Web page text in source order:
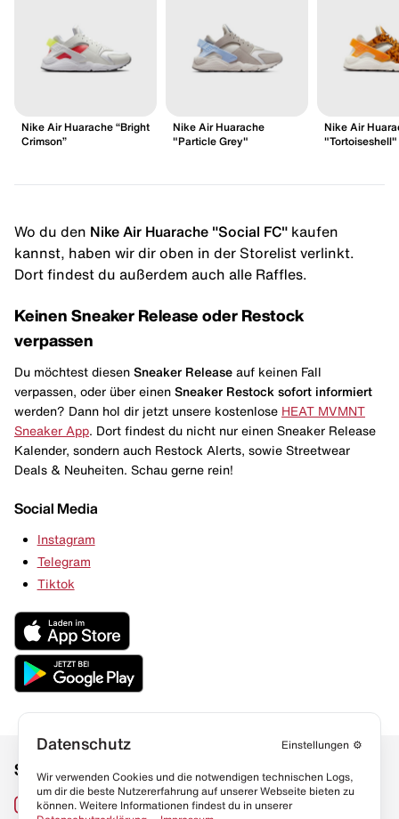
Nike Air Huarache “Bright
Crimson”
Nike Air Huarache
"Particle Grey"
Nike Air
"Tortoiseshell"
Wo du den Nike Air Huarache "Social FC" kaufen
kannst, haben wir dir oben in der Storelist verlinkt.
Dort findest du außerdem auch alle Raffles.
Keinen Sneaker Release oder Restock
verpassen
Du möchtest diesen Sneaker Release auf keinen Fall
verpassen, oder über einen Sneaker Restock sofort informiert
werden? Dann hol dir jetzt unsere kostenlose HEAT MVMNT
Sneaker App . Dort findest du nicht nur einen Sneaker Release
Kalender, sondern auch Restock Alerts, sowie Streetwear
Deals & Neuheiten. Schau gerne rein!
Social Media
Instagram
Telegram
Tiktok
Social Media
Instagram
Links
Sneaker Lexikon
Datenschutz Einstellungen ⚙️
Wir verwenden Cookies und die notwendigen technischen Logs,
um dir die beste Nutzererfahrung auf unserer Webseite bieten zu
können. Weitere Informationen findest du in unserer